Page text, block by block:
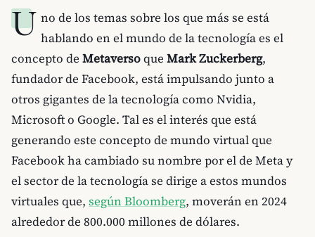
U no de los temas sobre los que más se está
hablando en el mundo de la tecnología es el
concepto de Metaversoque Mark Zuckerberg,
fundador de Facebook, está impulsando junto a
otros gigantes de la tecnología como Nvidia,
Microsoft o Google. Tal es el interés que está
generando este concepto de mundo virtual que
Facebook ha cambiado su nombre por el de Meta y
el sector de la tecnología se dirige a estos mundos
virtuales que, según Bloomberg, moverán en 2024
alrededor de 800.000 millones de dólares.